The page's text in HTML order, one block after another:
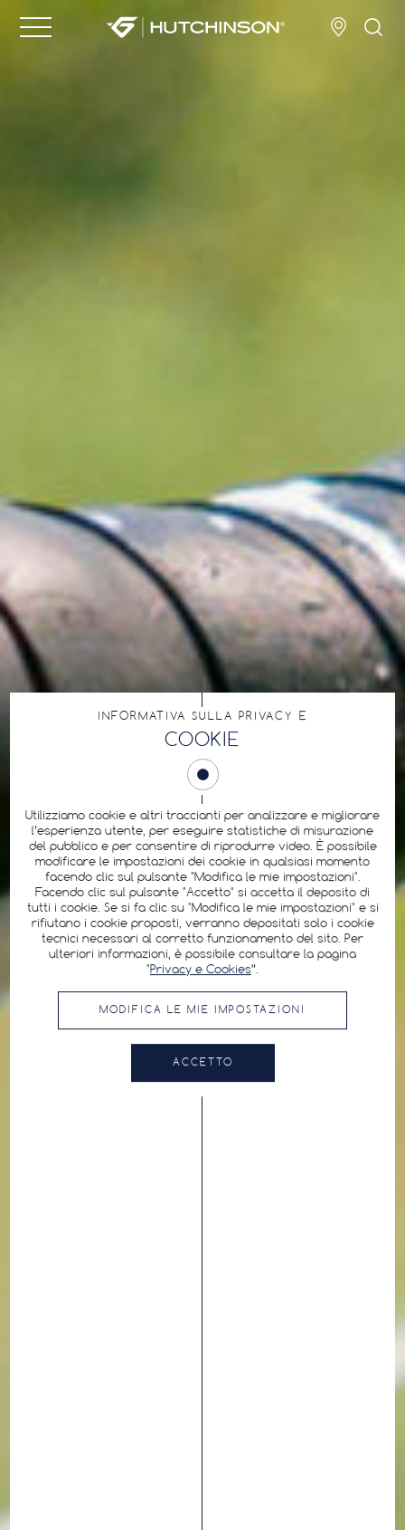
INFORMATIVA SULLA PRIVACY E
COOKIE
Utilizziamo cookie e altri traccianti per analizzare e migliorare
l’esperienza utente, per eseguire statistiche di misurazione
del pubblico e per consentire di riprodurre video. È possibile
modificare le impostazioni dei cookie in qualsiasi momento
facendo clic sul pulsante "Modifica le mie impostazioni".
Facendo clic sul pulsante "Accetto" si accetta il deposito di
tutti i cookie. Se si fa clic su "Modifica le mie impostazioni" e si
rifiutano i cookie proposti, verranno depositati solo i cookie
tecnici necessari al corretto funzionamento del sito. Per
ulteriori informazioni, è possibile consultare la pagina
"Privacy e Cookies”.
MODIFICA LE MIE IMPOSTAZIONI
ACCETTO